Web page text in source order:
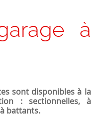
à
sont disponibles à la
: sectionnelles, à
battants.